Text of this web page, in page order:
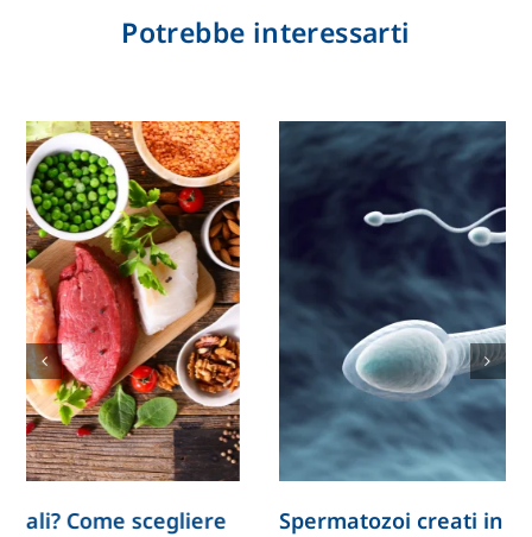
Potrebbe interessarti
Spermatozoi creati in laboratorio: la ricerca